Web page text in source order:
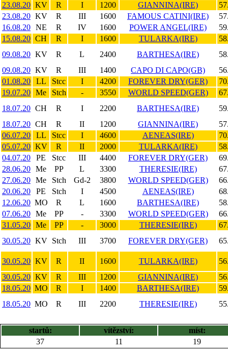
23.08.20 KV R I 1200 GIANNINA(IRE)
23.08.20 KV R III 1600 FAMOUS CATINI(IRE)
16.08.20 NE R IV 1600 POWER ANGEL(IRE)
15.08.20 CH R I 1600 TULARKA(IRE)
09.08.20 KV R L 2400 BARTHESA(IRE)
09.08.20 KV R III 1400 CAPO DI CAPO(GB)
01.08.20
LL Stcc I 4200 FOREVER DRY(GER)
19.07.20 Me Stch - 3550 WORLD SPEED(GER)
18.07.20 CH R I 2200 BARTHESA(IRE)
18.07.20 CH R II 1200 GIANNINA(IRE)
06.07.20
LL Stcc I 4600 AENEAS(IRE)
05.07.20 KV R II 2000 TULARKA(IRE)
04.07.20
PE Stcc III 4400 FOREVER DRY(GER)
28.06.20 Me PP L 3300 THERESIE(IRE)
27.06.20 Me Stch Gd-2 3800 WORLD SPEED(GER)
20.06.20
PE Stch I 4500 AENEAS(IRE)
12.06.20 MO R L 1600 BARTHESA(IRE)
07.06.20 Me PP - 3300 WORLD SPEED(GER)
31.05.20 Me PP - 3000 THERESIE(IRE)
30.05.20 KV Stch III 3700 FOREVER DRY(GER)
30.05.20 KV R II 1600 TULARKA(IRE)
30.05.20 KV R III 1200 GIANNINA(IRE)
18.05.20 MO R I 1400 BARTHESA(IRE)
18.05.20 MO R III 2200 THERESIE(IRE)
startů: vítězství:
míst:
37
11 19